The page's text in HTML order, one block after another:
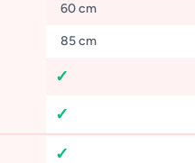
60 cm
85 cm